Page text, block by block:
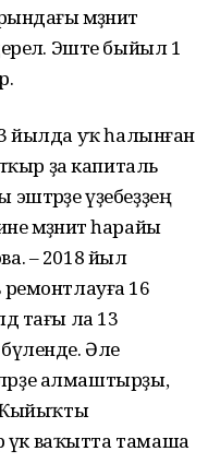
мәҙәниәт
Эште быйыл 1
йылда уҡ һалынған
ҙа капиталь
үҙебеҙҙең
мәҙәниәт һарайы
– 2018 йыл
16
тағы ла 13
Әле
алмаштырҙы,
Ҡыйыҡты
үк ваҡытта тамаша